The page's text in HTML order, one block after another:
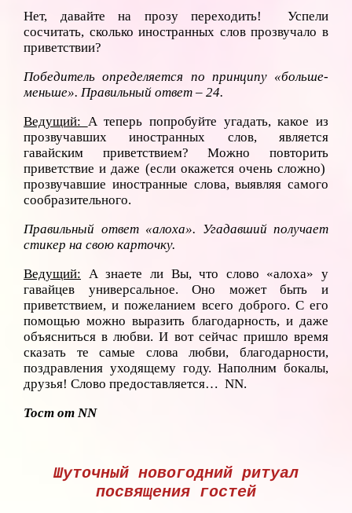
Нет, давайте на прозу переходить! Успели
сосчитать, сколько иностранных слов прозвучало в
приветствии?
Победитель определяется по принципу «больше-
меньше». Правильный ответ – 24.
Ведущий: А теперь попробуйте угадать, какое из
прозвучавших иностранных слов, является
гавайским приветствием? Можно повторить
приветствие и даже (если окажется очень сложно)
прозвучавшие иностранные слова, выявляя самого
сообразительного.
Правильный ответ «алоха». Угадавший получает
стикер на свою карточку.
Ведущий: А знаете ли Вы, что слово «алоха» у
гавайцев универсальное. Оно может быть и
приветствием, и пожеланием всего доброго. С его
помощью можно выразить благодарность, и даже
объясниться в любви. И вот сейчас пришло время
сказать те самые слова любви, благодарности,
поздравления уходящему году. Наполним бокалы,
друзья! Слово предоставляется… NN.
Тост от NN
Шуточный новогодний ритуал
посвящения гостей